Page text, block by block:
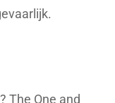
The One and